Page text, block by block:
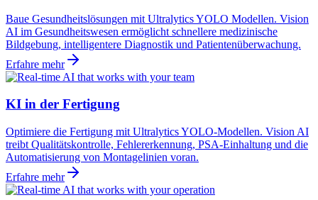
Baue Gesundheitslösungen mit Ultralytics YOLO Modellen. Vision
AI im Gesundheitswesen ermöglicht schnellere medizinische
Bildgebung, intelligentere Diagnostik und Patientenüberwachung.
Erfahre mehr
KI in der Fertigung
Optimiere die Fertigung mit Ultralytics YOLO-Modellen. Vision AI
treibt Qualitätskontrolle, Fehlererkennung, PSA-Einhaltung und die
Automatisierung von Montagelinien voran.
Erfahre mehr